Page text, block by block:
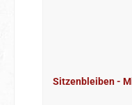
Sitzenbleiben -